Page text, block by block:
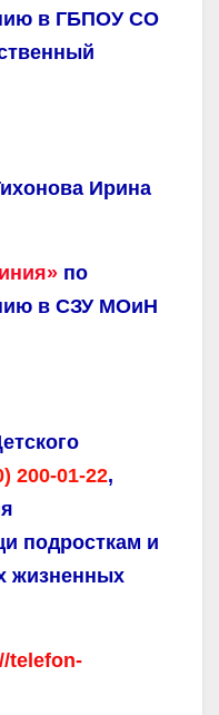
в ГБПОУ СО
Ирина
по
в СЗУ МОиН
200-01-22,
подросткам и
жизненных
telefon-